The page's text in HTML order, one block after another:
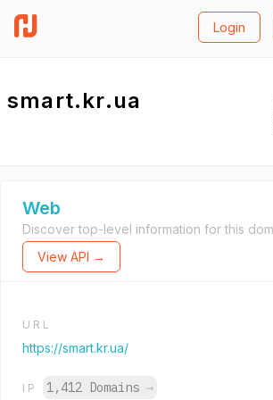
Login
smart.kr.ua
Web
Discover top-level information for this
View API →
URL
https://smart.kr.ua/
IP 1,412 Domains →